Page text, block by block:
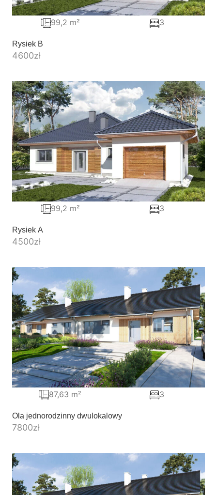
Rysiek B
4600zł
99,2 m² 3
Rysiek A
4500zł
99,2 m² 3
Ola jednorodzinny dwulokalowy
7800zł
87,63 m² 3